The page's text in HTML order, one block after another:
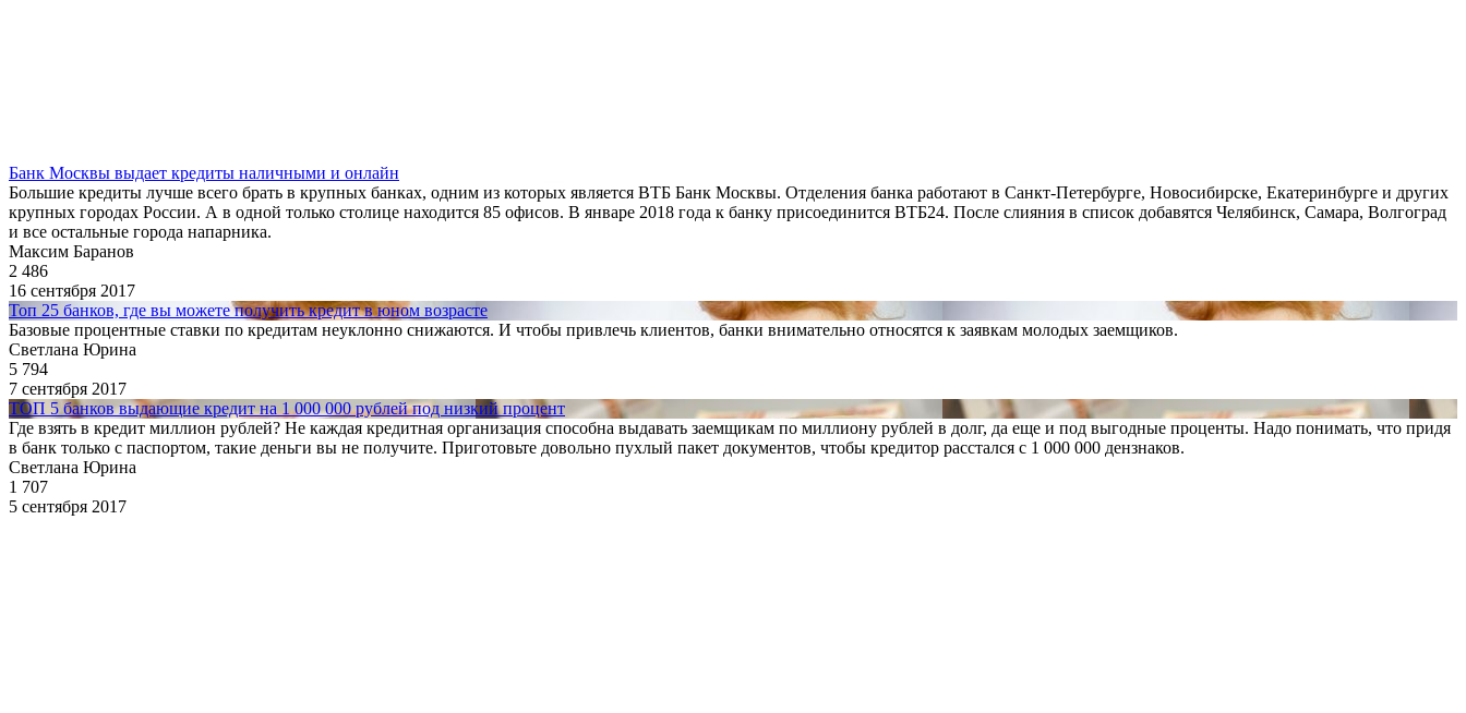
Банк Москвы выдает кредиты наличными и онлайн
Большие кредиты лучше всего брать в крупных банках, одним из которых является ВТБ Банк Москвы. Отделения банка работают в Санкт-Петербурге, Новосибирске, Екатеринбурге и других
крупных городах России. А в одной только столице находится 85 офисов. В январе 2018 года к банку присоединится ВТБ24. После слияния в список добавятся Челябинск, Самара, Волгоград
и все остальные города напарника.
Максим Баранов
2 486
16 сентября 2017
Топ 25 банков, где вы можете получить кредит в юном возрасте
Базовые процентные ставки по кредитам неуклонно снижаются. И чтобы привлечь клиентов, банки внимательно относятся к заявкам молодых заемщиков.
Светлана Юрина
5 794
7 сентября 2017
ТОП 5 банков выдающие кредит на 1 000 000 рублей под низкий процент
Где взять в кредит миллион рублей? Не каждая кредитная организация способна выдавать заемщикам по миллиону рублей в долг, да еще и под выгодные проценты. Надо понимать, что придя
в банк только с паспортом, такие деньги вы не получите. Приготовьте довольно пухлый пакет документов, чтобы кредитор расстался с 1 000 000 дензнаков.
Светлана Юрина
1 707
5 сентября 2017